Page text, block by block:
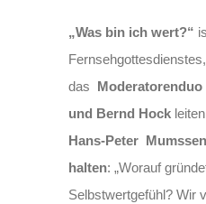
„Was bin ich wert?“
das
und Bernd Hock
Hans-Peter
halten: „Worauf
Selbstwertgefühl? Wir